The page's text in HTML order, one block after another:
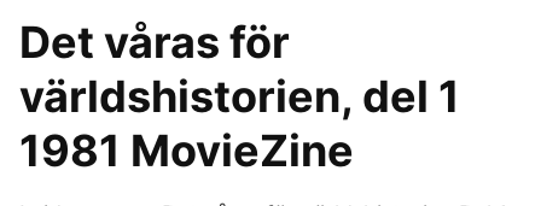
Det våras för
världshistorien, del 1
1981 MovieZine